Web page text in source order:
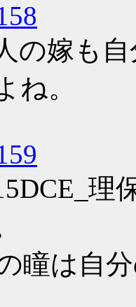
の嫁も
ね。
瞳は自